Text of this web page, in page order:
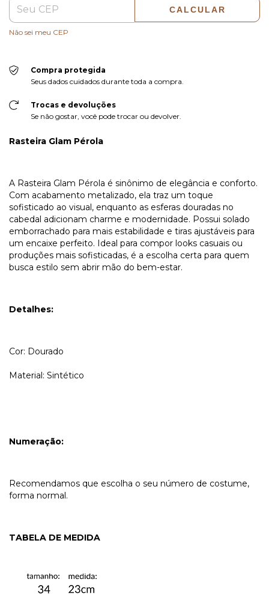
CALCULAR
Não sei meu CEP
Compra protegida
Seus dados cuidados durante toda a compra.
Trocas e devoluções
Se não gostar, você pode trocar ou devolver.
Rasteira Glam Pérola
A Rasteira Glam Pérola é sinônimo de elegância e conforto.
Com acabamento metalizado, ela traz um toque
sofisticado ao visual, enquanto as esferas douradas no
cabedal adicionam charme e modernidade. Possui solado
emborrachado para mais estabilidade e tiras ajustáveis para
um encaixe perfeito. Ideal para compor looks casuais ou
produções mais sofisticadas, é a escolha certa para quem
busca estilo sem abrir mão do bem-estar.
Detalhes:
Cor: Dourado
Material: Sintético
Numeração:
Recomendamos que escolha o seu número de costume,
forma normal.
TABELA DE MEDIDA